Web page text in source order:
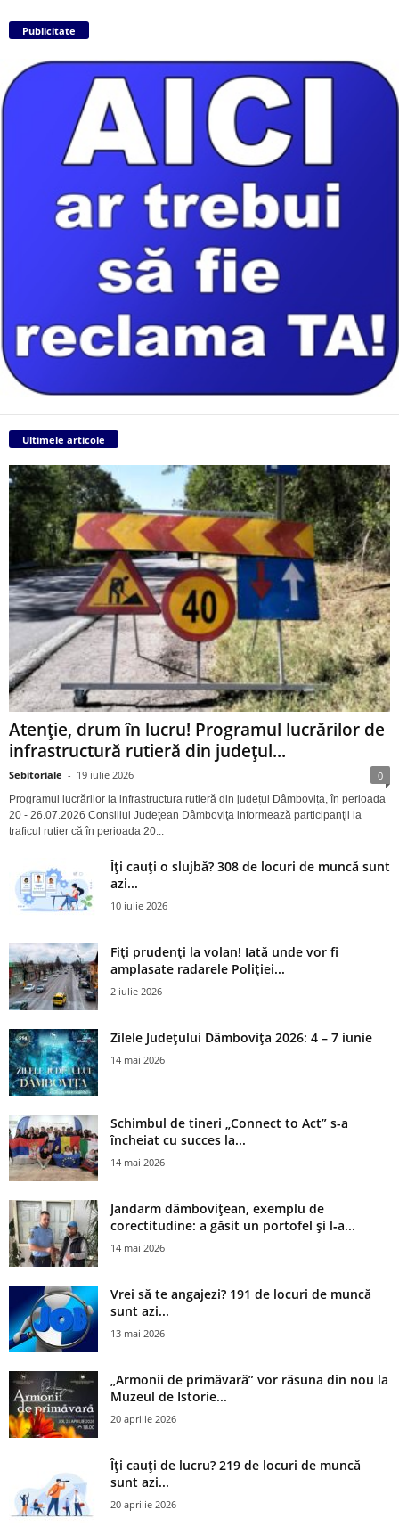
Publicitate
Ultimele articole
Atenție, drum în lucru! Programul lucrărilor de
infrastructură rutieră din județul...
Sebitoriale - 19 iulie 2026 0
Programul lucrărilor la infrastructura rutieră din județul Dâmbovița, în perioada
20 - 26.07.2026 Consiliul Judeţean Dâmboviţa informează participanţii la
traficul rutier că în perioada 20...
Îți cauți o slujbă? 308 de locuri de muncă sunt
azi...
10 iulie 2026
Fiți prudenți la volan! Iată unde vor fi
amplasate radarele Poliției...
2 iulie 2026
Zilele Județului Dâmbovița 2026: 4 – 7 iunie
14 mai 2026
Schimbul de tineri „Connect to Act” s-a
încheiat cu succes la...
14 mai 2026
Jandarm dâmbovițean, exemplu de
corectitudine: a găsit un portofel și l‑a...
14 mai 2026
Vrei să te angajezi? 191 de locuri de muncă
sunt azi...
13 mai 2026
„Armonii de primăvară” vor răsuna din nou la
Muzeul de Istorie...
20 aprilie 2026
Îți cauți de lucru? 219 de locuri de muncă
sunt azi...
20 aprilie 2026